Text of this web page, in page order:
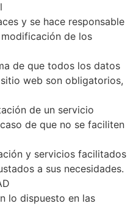
y se hace responsable
de los
de que todos los datos
web son obligatorios,
de un servicio
de que no se faciliten
y servicios facilitados
a sus necesidades.
lo dispuesto en las